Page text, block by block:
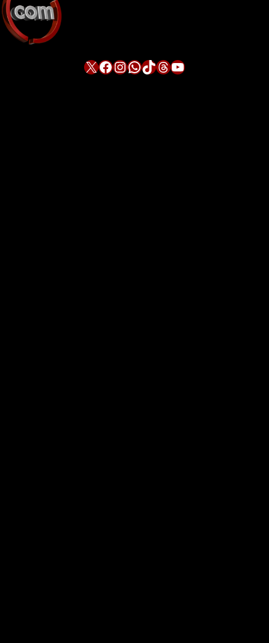
X Facebook InstagramWhatsApp TikTok Threads YouTube